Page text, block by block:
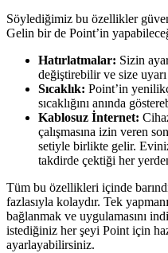
Söylediğimiz bu özellikler
Gelin bir de Point’in
Hatırlatmalar: Sizin
değiştirebilir ve size
Sıcaklık: Point’in
sıcaklığını anında
Kablosuz İnternet:
çalışmasına izin veren
setiyle birlikte gelir.
takdirde çektiği her
Tüm bu özellikleri içinde
fazlasıyla kolaydır. Tek
bağlanmak ve uygulamasını
istediğiniz her şeyi Point için
ayarlayabilirsiniz.